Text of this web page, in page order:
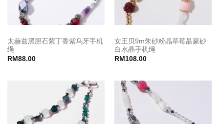
太赫兹黑胆石紫丁香紫乌牙手机
绳
RM 88.00
女王贝9m朱砂粉晶草莓晶蒙砂
白水晶手机绳
RM 108.00